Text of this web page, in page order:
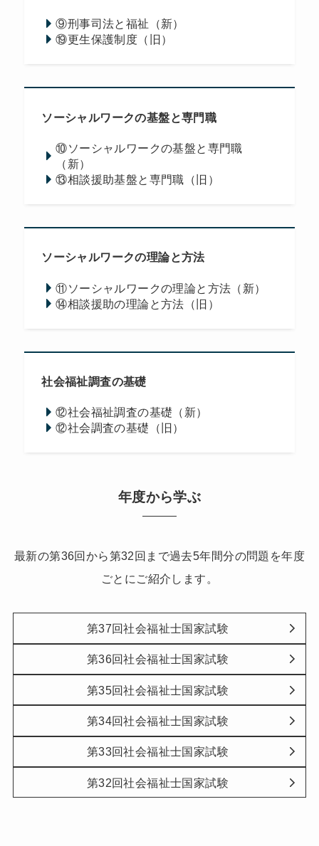
⑨刑事司法と福祉（新）
⑲更生保護制度（旧）
ソーシャルワークの基盤と専門職
⑩ソーシャルワークの基盤と専門職
（新）
⑬相談援助基盤と専門職（旧）
ソーシャルワークの理論と方法
⑪ソーシャルワークの理論と方法（新）
⑭相談援助の理論と方法（旧）
社会福祉調査の基礎
⑫社会福祉調査の基礎（新）
⑫社会調査の基礎（旧）
年度から学ぶ
最新の第36回から第32回まで過去5年間分の問題を年度
ごとにご紹介します。
第37回社会福祉士国家試験
第36回社会福祉士国家試験
第35回社会福祉士国家試験
第34回社会福祉士国家試験
第33回社会福祉士国家試験
第32回社会福祉士国家試験